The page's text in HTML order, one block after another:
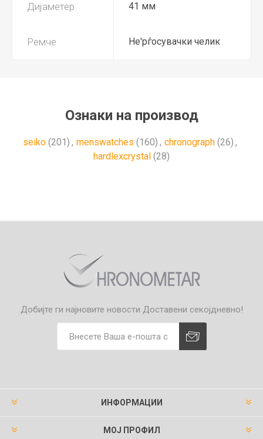
Дијаметер 41 мм
Ремче Не'рѓосувачки челик
Ознаки на производ
seiko (201) , menswatches (160) , chronograph (26) ,
hardlexcrystal (28)
Добијте ги најновите новости Доставени секојдневно!
ИНФОРМАЦИИ
МОЈ ПРОФИЛ